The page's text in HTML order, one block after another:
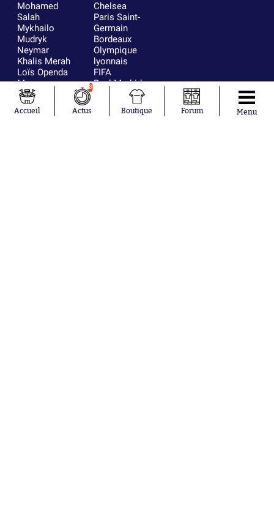
Mohamed
Salah
Mykhailo
Mudryk
Neymar
Khalis Merah
Loïs Openda
Moussa
Niakhaté
Nicolás
Tagliafico
Chelsea
Paris Saint-
Germain
Bordeaux
Olympique
lyonnais
FIFA
Real Madrid
RC Strasbourg
AC Milan
France
Accueil
8
Actus Boutique Forum Menu